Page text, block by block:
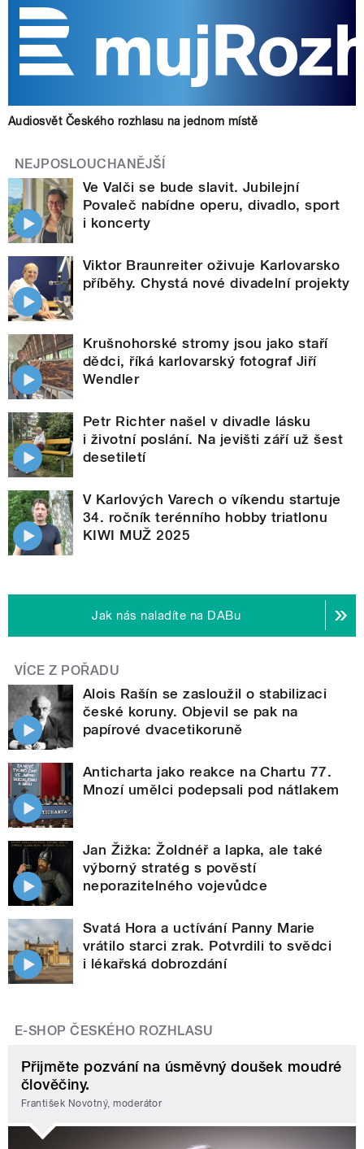
Audiosvět Českého rozhlasu na jednom místě
NEJPOSLOUCHANĚJŠÍ
Ve Valči se bude slavit. Jubilejní
Povaleč nabídne operu, divadlo, sport
i koncerty
Viktor Braunreiter oživuje Karlovarsko
příběhy. Chystá nové divadelní projekty
Krušnohorské stromy jsou jako staří
dědci, říká karlovarský fotograf Jiří
Wendler
Petr Richter našel v divadle lásku
i životní poslání. Na jevišti září už šest
desetiletí
V Karlových Varech o víkendu startuje
34. ročník terénního hobby triatlonu
KIWI MUŽ 2025
Jak nás naladíte na DABu
VÍCE Z POŘADU
Alois Rašín se zasloužil o stabilizaci
české koruny. Objevil se pak na
papírové dvacetikoruně
Anticharta jako reakce na Chartu 77.
Mnozí umělci podepsali pod nátlakem
Jan Žižka: Žoldnéř a lapka, ale také
výborný stratég s pověstí
neporazitelného vojevůdce
Svatá Hora a uctívání Panny Marie
vrátilo starci zrak. Potvrdili to svědci
i lékařská dobrozdání
E-SHOP ČESKÉHO ROZHLASU
Přijměte pozvání na úsměvný doušek moudré
člověčiny.
František Novotný, moderátor